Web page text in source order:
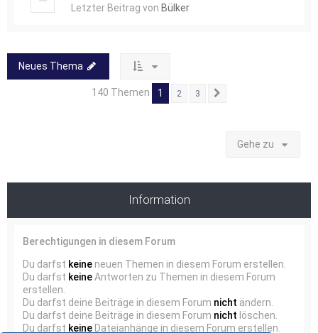
Letzter Beitrag von Bülker
Neues Thema
140 Themen 1 2 3
Gehe zu
Information
Berechtigungen in diesem Forum
Du darfst keine neuen Themen in diesem Forum erstellen.
Du darfst keineAntworten zu Themen in diesem Forum
erstellen.
Du darfst deine Beiträge in diesem Forum nicht ändern.
Du darfst deine Beiträge in diesem Forum nicht löschen.
Du darfst keine Dateianhänge in diesem Forum erstellen.